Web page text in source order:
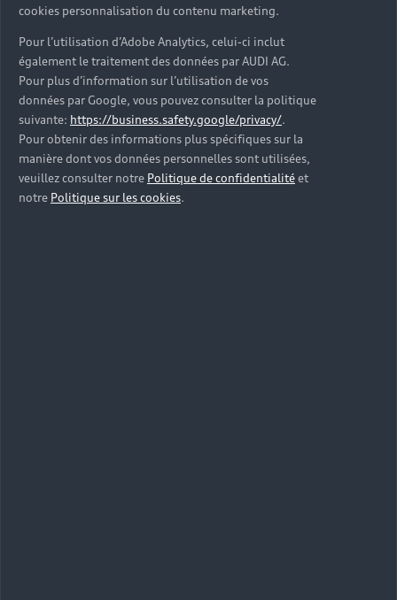
pris en charge en cas de sinistre, de panne ou de
En savoir plus
cookies personnalisation du contenu marketing.
Pour l’utilisation d’Adobe Analytics, celui-ci inclut
également le traitement des données par AUDI AG.
Pour plus d’information sur l’utilisation de vos
données par Google, vous pouvez consulter la politique
suivante: https://business.safety.google/privacy/.
Pour obtenir des informations plus spécifiques sur la
manière dont vos données personnelles sont utilisées,
veuillez consulter notre Politique de confidentialitéet
notre Politique sur les cookies.